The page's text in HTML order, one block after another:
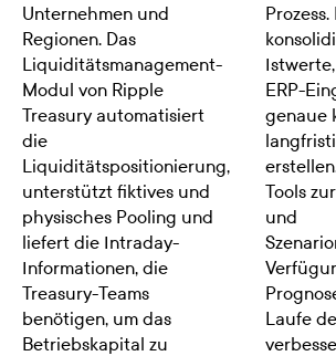
Unternehmen und
Regionen. Das
Liquiditätsmanagement-
Modul von Ripple
Treasury automatisiert
die
Liquiditätspositionierung,
unterstützt fiktives und
physisches Pooling und
liefert die Intraday-
Informationen, die
Treasury-Teams
benötigen, um das
Betriebskapital zu
ERP-
genaue
Tools
und
Laufe